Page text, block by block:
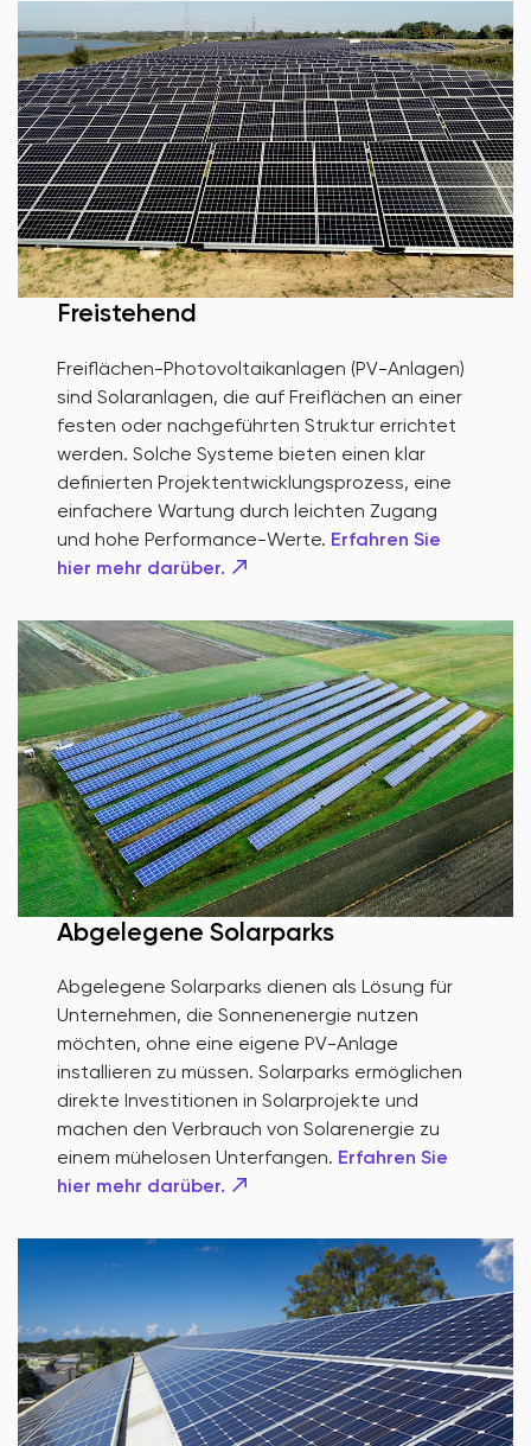
Freistehend
Freiflächen-Photovoltaikanlagen (PV-Anlagen)
sind Solaranlagen, die auf Freiflächen an einer
festen oder nachgeführten Struktur errichtet
werden. Solche Systeme bieten einen klar
definierten Projektentwicklungsprozess, eine
einfachere Wartung durch leichten Zugang
und hohe Performance-Werte. Erfahren Sie
hier mehr darüber.
Abgelegene Solarparks
Abgelegene Solarparks dienen als Lösung für
Unternehmen, die Sonnenenergie nutzen
möchten, ohne eine eigene PV-Anlage
installieren zu müssen. Solarparks ermöglichen
direkte Investitionen in Solarprojekte und
machen den Verbrauch von Solarenergie zu
einem mühelosen Unterfangen. Erfahren Sie
hier mehr darüber.